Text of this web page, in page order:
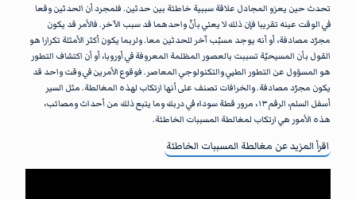
تحدث حين يعزو المجادل علاقة سببية خاطئة بين حدثين. فلمجرد أن الحدثين وقعا
في الوقت عينه تقريبا فإن ذلك لا يعني بأنّ واحدهما قد سبب الآخر. فالأمر قد يكون
مجرّد مصادفة، أو أنه يوجد مسبّب آخر للحدثين معا. ولربما يكون أكثر الأمثلة تكرارا هو
القول بأن المسيحيّة تسببت بالعصور المظلمة المعروفة في أوروبا، أو أن اكتشاف التطور
هو المسؤول عن التطور الطبي والتكنولوجي المعاصر. فوقوع الأمرين في وقت واحد قد
يكون مجرّد مصادفة. والخرافات تصنف على أنها ارتكاب لهذه المغالطة. مثل السير
أسفل السلم، الرقم ١٣، مرور قطة سوداء في دربك وما يتبع ذلك من أحداث ومصائب،
هذه الأمور هي ارتكاب لمغالطة المسببات الخاطئة.
اقرأ المزيد عن مغالطة المسببات الخاطئة